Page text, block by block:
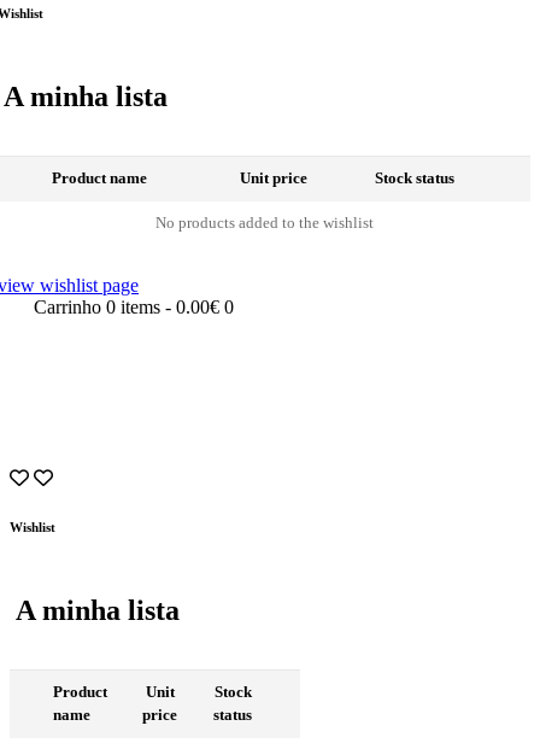
A minha lista
Product name Unit price Stock status
No products added to the wishlist
wishlist page
Carrinho 0 items - 0.00€ 0
Wishlist
A minha lista
Product
name
Unit
price
Stock
status